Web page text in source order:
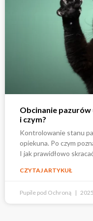
Obcinanie
i czym?
Kontrolowanie stanu
opiekuna. Po czym
I jak prawidłowo
CZYTAJ ARTYKUŁ
Pupile pod Ochroną